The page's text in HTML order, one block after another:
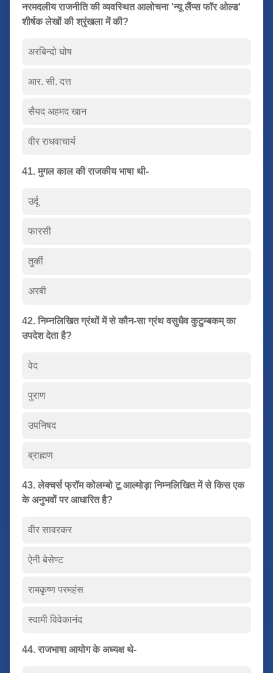
नरमदलीय राजनीति की व्यवस्थित आलोचना 'न्यू लैंप्स फॉर ओल्ड'
शीर्षक लेखों की श्रृंखला में की?
अरबिन्दो घोष
आर. सी. दत्त
सैयद अहमद खान
वीर राधवाचार्य
41. मुगल काल की राजकीय भाषा थी-
उर्दू
फारसी
तुर्की
अरबी
42. निम्नलिखित ग्रंथों में से कौन-सा ग्रंथ वसुधैव कुटुम्बकम् का
उपदेश देता है?
वेद
पुराण
उपनिषद
ब्राह्मण
43. लेक्चर्स फ्रॉम कोलम्बो टू आल्मोड़ा निम्नलिखित में से किस एक
के अनुभवों पर आधारित है?
वीर सावरकर
ऐनी बेसेण्ट
रामकृष्ण परमहंस
स्वामी विवेकानंद
44. राजभाषा आयोग के अध्यक्ष थे-